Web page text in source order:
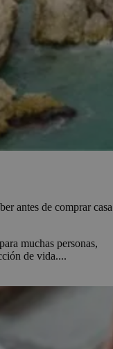
antes de comprar casa
muchas personas,
de vida....